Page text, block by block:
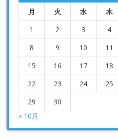
月 火 水 木
1
2 3 4
8
9 10 11
15
16 17 18
22
23 24 25
29
30
« 10月